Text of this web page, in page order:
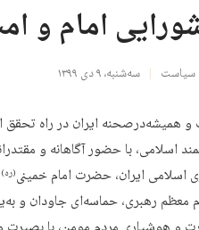
سیاست سه‌شنبه، ۹ دی ۱۳۹۹
سال ۱۳۸۸ ملت بابصیرت و همیشه‌درصحنه ایران در راه
اسلامی، با حضور آگاهانه و
اسلامی ایران، حضرت امام خمینی(ره)
معظم رهبری، حماسه‌ای جاودان و